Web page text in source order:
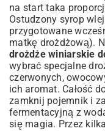
na start taka
Ostudzony syrop
przygotowane
matkę drożdżową).
drożdże winiarskie
wybrać specjalne
czerwonych,
ich aromat. Całość
zamknij pojemnik i
fermentacyjną z
się magia. Przez